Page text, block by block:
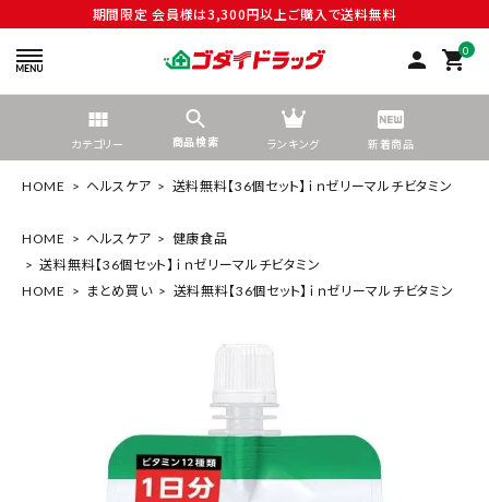
期間限定 会員様は3,300円以上ご購入で送料無料
person 0
shopping_cart
カテゴリー 商品検索 ランキング 新着商品
search
ACCOUNT MENU
ようこそ ゲスト 様
HOME ヘルスケア 送料無料【36個セット】ｉｎゼリーマルチビタミン
HOME ヘルスケア
健康食品
送料無料【36個セット】ｉｎゼリーマルチビタミン
HOME
まとめ買い 送料無料【36個セット】ｉｎゼリーマルチビタミン